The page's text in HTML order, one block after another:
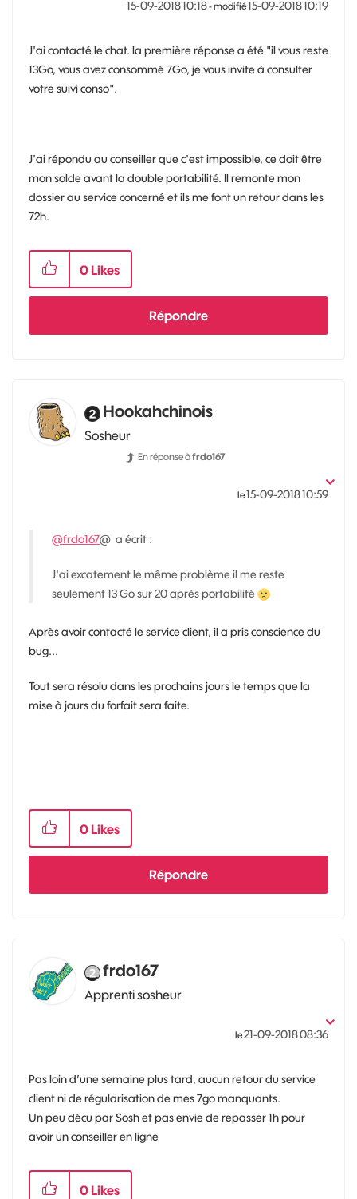
‎15-09-201810:18- modifié‎15-09-201810:19
J'ai contacté le chat. la première réponse a été "il vous reste
13Go, vous avez consommé 7Go, je vous invite à consulter
votre suivi conso".
J'ai répondu au conseiller que c'est impossible, ce doit être
mon solde avant la double portabilité. Il remonte mon
dossier au service concerné et ils me font un retour dans les
72h.
0 Likes
Répondre
Hookahchinois
Sosheur
En réponse àfrdo167
le‎15-09-201810:59
@frdo167@ a écrit :
J'ai excatement le même problème il me reste
seulement 13 Go sur 20 après portabilité
Après avoir contacté le service client, il a pris conscience du
bug...
Tout sera résolu dans les prochains jours le temps que la
mise à jours du forfait sera faite.
0 Likes
Répondre
frdo167
Apprenti sosheur
le‎21-09-201808:36
Pas loin d’une semaine plus tard, aucun retour du service
client ni de régularisation de mes 7go manquants.
Un peu déçu par Sosh et pas envie de repasser 1h pour
avoir un conseiller en ligne
0 Likes